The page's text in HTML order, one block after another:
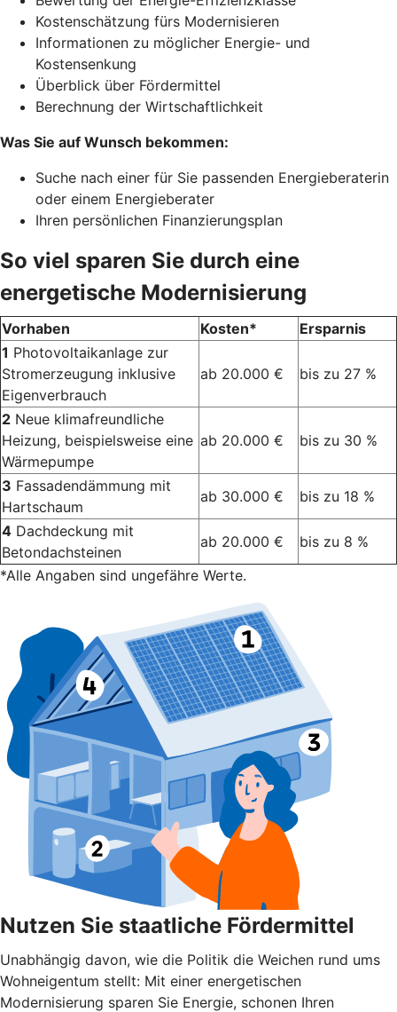
Kostenschätzung fürs Modernisieren
Informationen zu möglicher Energie- und
Kostensenkung
Überblick über Fördermittel
Berechnung der Wirtschaftlichkeit
Was Sie auf Wunsch bekommen:
Suche nach einer für Sie passenden Energieberaterin
oder einem Energieberater
Ihren persönlichen Finanzierungsplan
So viel sparen Sie durch eine
energetische Modernisierung
Vorhaben Kosten*
Ersparnis
1 Photovoltaikanlage zur
Stromerzeugung inklusive
Eigenverbrauch
ab 20.000 € bis zu 27 %
2 Neue klimafreundliche
Heizung, beispielsweise eine
Wärmepumpe
ab 20.000 € bis zu 30 %
3 Fassadendämmung mit
Hartschaum
ab 30.000 €
bis zu 18 %
4 Dachdeckung mit
Betondachsteinen
ab 20.000 €
bis zu 8 %
*Alle Angaben sind ungefähre Werte.
Nutzen Sie staatliche Fördermittel
Unabhängig davon, wie die Politik die Weichen rund ums
Wohnei­gentum stellt: Mit einer energetischen
Modernisierung sparen Sie Energie, schonen Ihren